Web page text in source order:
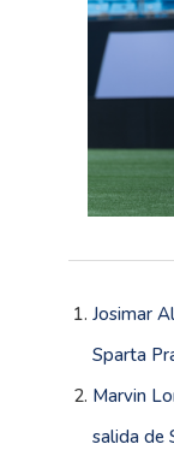
Josimar
Sparta
Marvin
salida de